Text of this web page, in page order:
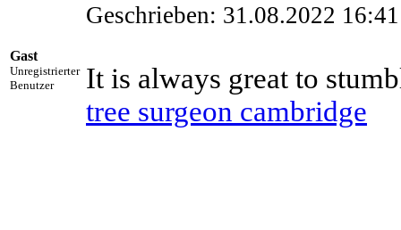
Gast
Unregistrierter
Benutzer
Geschrieben: 31.08.2022 16:41
It is always great to
tree surgeon cambridge